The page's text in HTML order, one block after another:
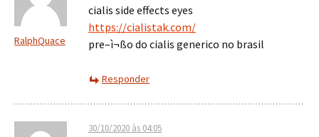
RalphQuace
cialis side effects eyes
https://cialistak.com/
pre–ì¬ßo do cialis generico no brasil
Responder
30/10/2020 às 04:05